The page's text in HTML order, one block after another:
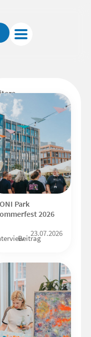
Park
2026
Beitrag
23.07.2026